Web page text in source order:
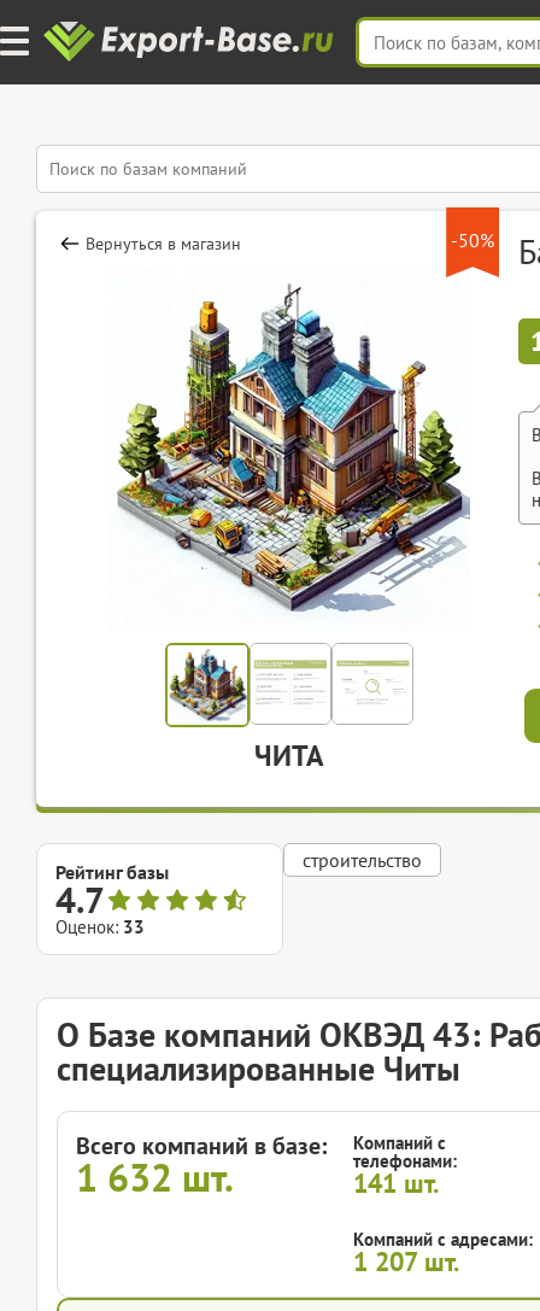
-50%
Вернуться в магазин
ЧИТА
Рейтинг базы
4.7
Оценок: 33
строительство
О Базе компаний ОКВЭД 43:
специализированные Читы
Всего компаний в базе:
1 632 шт.
Компаний с
телефонами:
141 шт.
Компаний с адресами:
1 207 шт.